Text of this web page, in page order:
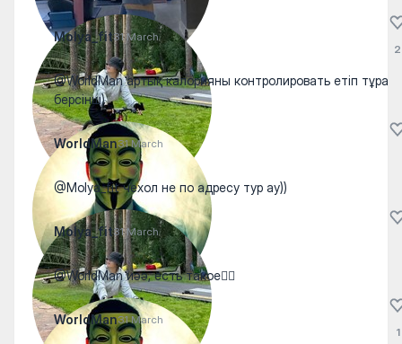
Molya_fit31 March
@WorldMan артық калорияны контролировать етіп тұра
берсінш)
2
WorldMan31 March
@Molya_fit чехол не по адресу тур ау))
Molya_fit31 March
@WorldMan иәә, есть такое🤷‍♀️
WorldMan31 March
1